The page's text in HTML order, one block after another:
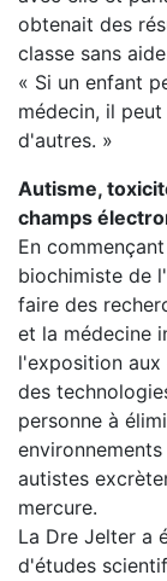
obtenait des
classe sans
« Si un enfant
médecin, il
d'autres. »
Autisme,
champs
En
biochimiste de
faire des
et la médecine
l'exposition aux
des
personne à
autistes
mercure.
La Dre Jelter a
d'études